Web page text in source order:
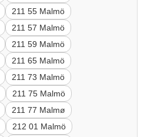
211 55 Malmö
211 57 Malmö
211 59 Malmö
211 65 Malmö
211 73 Malmö
211 75 Malmö
211 77 Malmø
212 01 Malmö